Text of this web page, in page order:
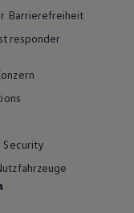
Barrierefreiheit
responder
Security